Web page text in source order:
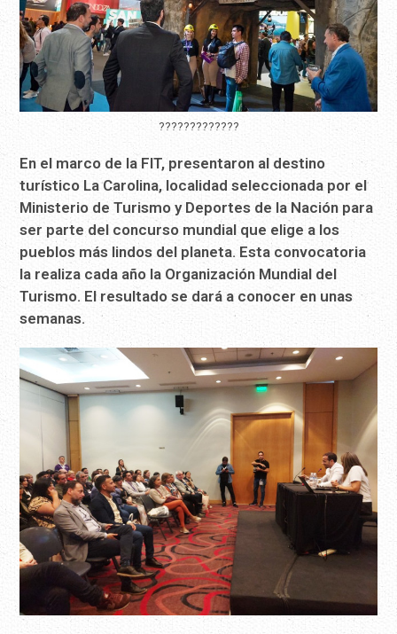
?????????????
En el marco de la FIT, presentaron al destino
turístico La Carolina, localidad seleccionada por el
Ministerio de Turismo y Deportes de la Nación para
ser parte del concurso mundial que elige a los
pueblos más lindos del planeta. Esta convocatoria
la realiza cada año la Organización Mundial del
Turismo. El resultado se dará a conocer en unas
semanas.